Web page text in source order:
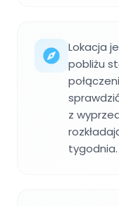
Lokacja
pobliżu
z
tygodnia.